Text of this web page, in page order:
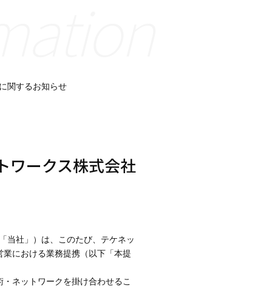
関するお知らせ
ワークス株式会社
当社」）は、このたび、テケネッ
における業務提携（以下「本提
ネットワークを掛け合わせるこ